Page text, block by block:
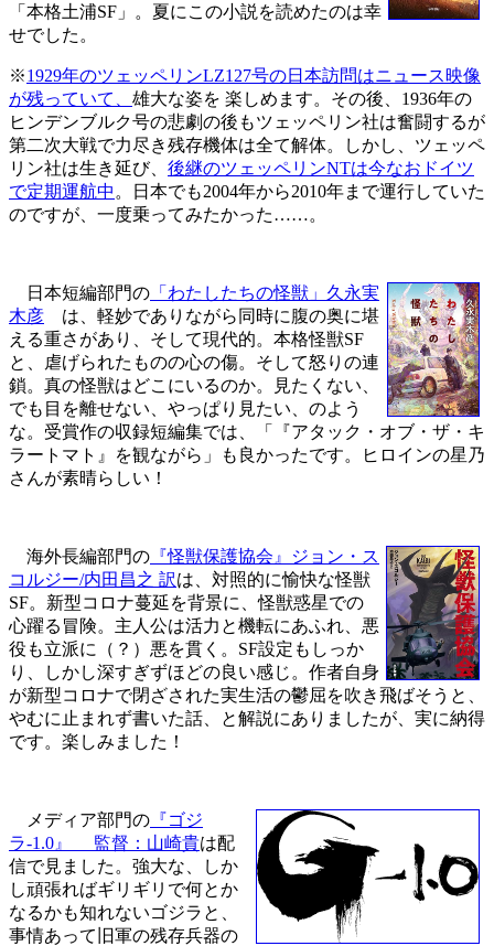
「本格土浦SF」。夏にこの小説を読めたのは幸
せでした。
※1929年のツェッペリンLZ127号の日本訪問はニュース映像
が残っていて、 雄大な姿を 楽しめます。その後、1936年の
ヒンデンブルク号の悲劇の後もツェッペリン社は奮闘するが
第二次大戦で力尽き残存機体は全て解体。しかし、ツェッペ
リン社は生き延び、 後継のツェッペリンNTは今なおドイツ
で定期運航中 。日本でも2004年から2010年まで運行していた
のですが、一度乗ってみたかった……。
日本短編部門の 「わたしたちの怪獣」久永実
木彦 は、軽妙でありながら同時に腹の奥に堪
える重さがあり、そして現代的。本格怪獣SF
と、虐げられたものの心の傷。そして怒りの連
鎖。真の怪獣はどこにいるのか。見たくない、
でも目を離せない、やっぱり見たい、のよう
な。受賞作の収録短編集では、「『アタック・オブ・ザ・キ
ラートマト』を観ながら」も良かったです。ヒロインの星乃
さんが素晴らしい！
海外長編部門の 『怪獣保護協会』ジョン・ス
コルジー/内田昌之 訳は、対照的に愉快な怪獣
SF。新型コロナ蔓延を背景に、怪獣惑星での
心躍る冒険。主人公は活力と機転にあふれ、悪
役も立派に（？）悪を貫く。SF設定もしっか
り、しかし深すぎずほどの良い感じ。作者自身
が新型コロナで閉ざされた実生活の鬱屈を吹き飛ばそうと、
やむに止まれず書いた話、と解説にありましたが、実に納得
です。楽しみました！
メディア部門の 『ゴジ
ラ-1.0』 監督：山崎貴は配
信で見ました。強大な、しか
し頑張ればギリギリで何とか
なるかも知れないゴジラと、
事情あって旧軍の残存兵器の